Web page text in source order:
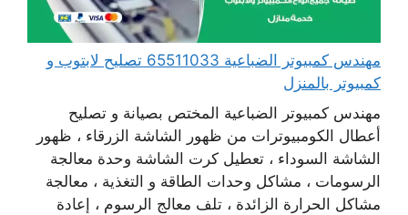
مهندس كمبيوتر الضباعية 65511033 تصليح لابتوب و
كمبيوتر بالمنزل
مهندس كمبيوتر الضباعية المختص بصيانة و تصليح
أعطال الكومبيوترات من ظهور الشاشة الزرقاء ، ظهور
الشاشة السوداء ، تعطيل كرت الشاشة وحدة معالجة
الرسومات ، مشاكل وحدات الطاقة و التغذية ، معالجة
مشاكل الحرارة الزائدة ، تلف معالج الرسوم ، إعادة